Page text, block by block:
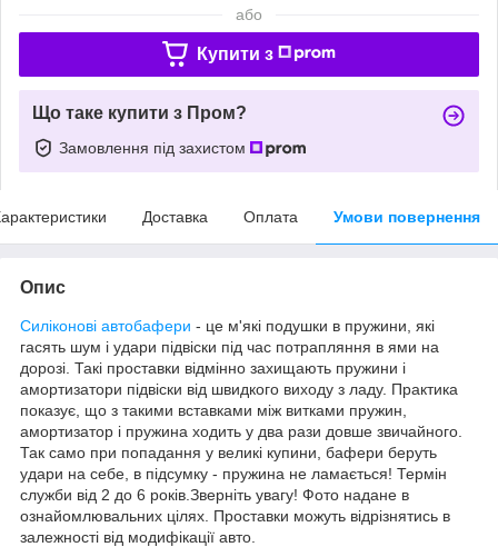
або
Купити з
Що таке купити з Пром?
Замовлення під захистом
Доставка Оплата Умови повернення
Опис
Силіконові автобафери - це м'які подушки в пружини, які
гасять шум і удари підвіски під час потрапляння в ями на
дорозі. Такі проставки відмінно захищають пружини і
амортизатори підвіски від швидкого виходу з ладу. Практика
показує, що з такими вставками між витками пружин,
амортизатор і пружина ходить у два рази довше звичайного.
Так само при попадання у великі купини, бафери беруть
удари на себе, в підсумку - пружина не ламається! Термін
служби від 2 до 6 років.Зверніть увагу! Фото надане в
ознайомлювальних цілях. Проставки можуть відрізнятись в
залежності від модифікації авто.